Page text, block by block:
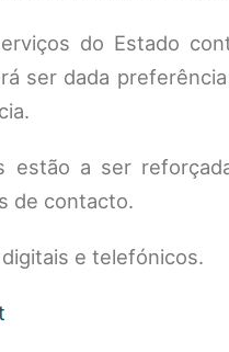
do Estado
ser dada
estão a ser
de contacto.
e telefónicos.